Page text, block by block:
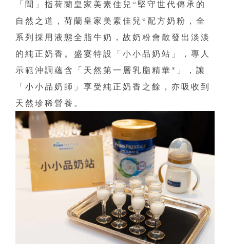
「聞」指荷蘭皇家美素佳兒®堅守世代傳承的
自然之道，荷蘭皇家美素佳兒®配方奶粉，全
系列採用液態全脂牛奶，故奶粉會散發出淡淡
的純正奶香。盛宴特設「小小品奶站」，專人
示範沖調蘊含「天然第一層乳脂精華*」，讓
「小小品奶師」享受純正奶香之餘，亦吸收到
天然珍稀營養。